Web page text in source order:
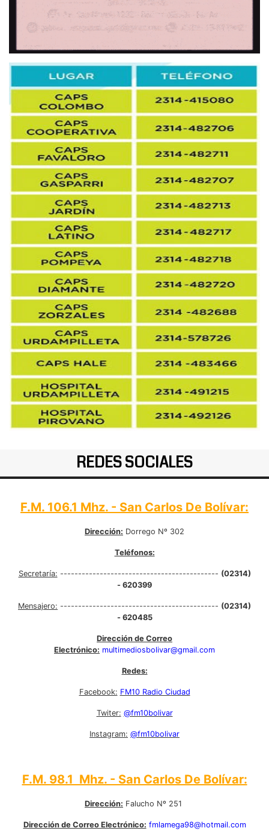
REDES SOCIALES
F.M. 106.1 Mhz. - San Carlos De Bolívar:
Dirección: Dorrego Nº 302
Teléfonos:
Secretaría: -------------------------------------------- (02314)
- 620399
Mensajero: -------------------------------------------- (02314)
- 620485
Dirección de Correo
Electrónico: multimediosbolivar@gmail.com
Redes:
Facebook: FM10 Radio Ciudad
Twiter: @fm10bolivar
Instagram: @fm10bolivar
F.M. 98.1 Mhz. - San Carlos De Bolívar:
Dirección: Falucho Nº 251
Dirección de Correo Electrónico: fmlamega98@hotmail.com